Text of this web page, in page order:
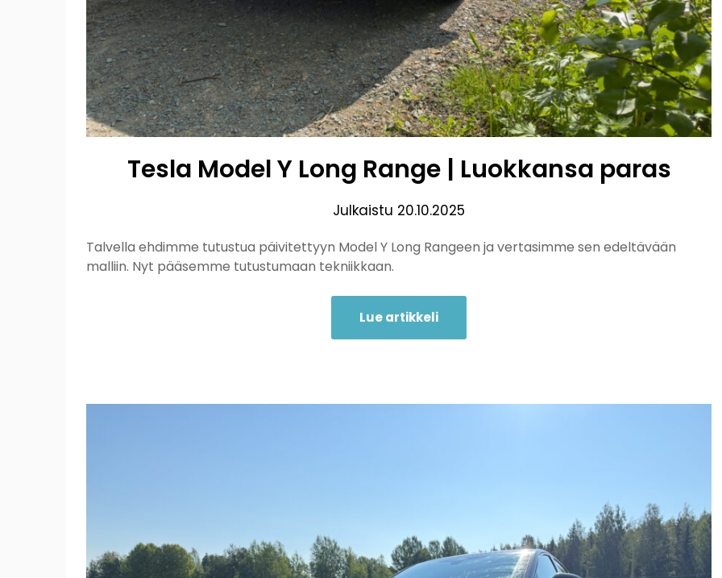
Tesla Model Y Long Range | Luokkansa paras
Julkaistu 20.10.2025
Talvella ehdimme tutustua päivitettyyn Model Y Long Rangeen ja vertasimme sen edeltävään
malliin. Nyt pääsemme tutustumaan tekniikkaan.
Lue artikkeli